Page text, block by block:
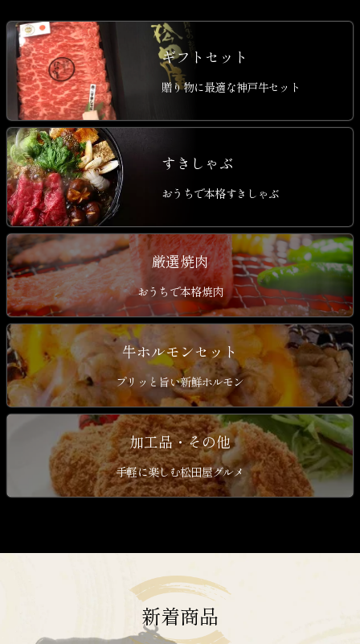
ギフトセット
贈り物に最適な神戸牛セット
すきしゃぶ
おうちで本格すきしゃぶ
厳選焼肉
おうちで本格焼肉
牛ホルモンセット
プリッと旨い新鮮ホルモン
加工品・その他
手軽に楽しむ松田屋グルメ
新着商品